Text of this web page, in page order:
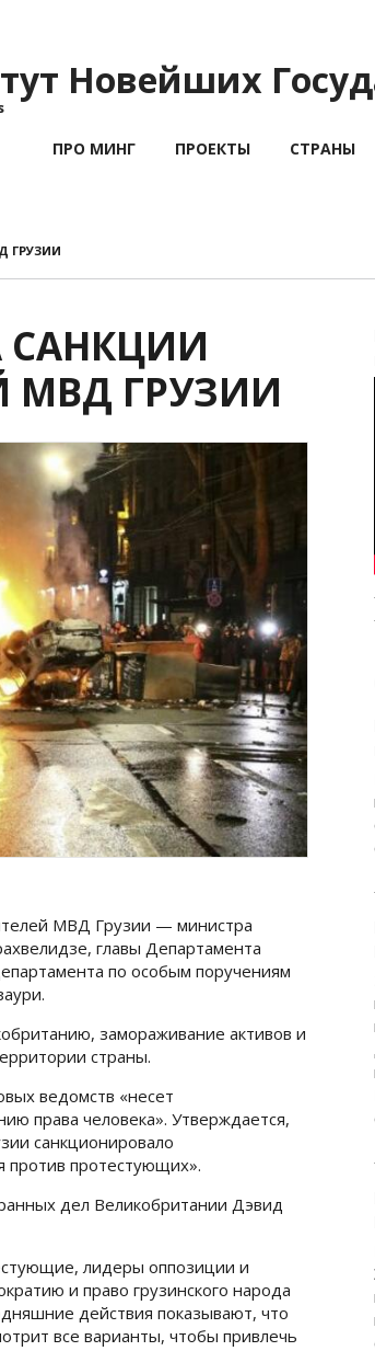
Новейших
ПРО МИНГ ПРОЕКТЫ СТРАНЫ
ГРУЗИИ
САНКЦИИ
МВД ГРУЗИИ
МВД Грузии — министра
главы Департамента
по особым поручениям
замораживание активов и
страны.
ведомств «несет
права человека». Утверждается,
санкционировало
против протестующих».
дел Великобритании Дэвид
лидеры оппозиции и
и право грузинского народа
действия показывают, что
все варианты, чтобы привлечь